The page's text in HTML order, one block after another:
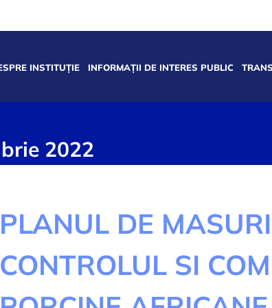
INSTITUȚIE INFORMAȚII DE INTERES PUBLIC
2022
PLANUL DE
CONTROLUL SI